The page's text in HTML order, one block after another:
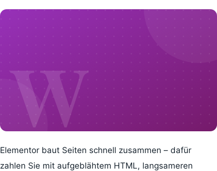
W
Elementor baut Seiten schnell zusammen – dafür
zahlen Sie mit aufgeblähtem HTML, langsameren